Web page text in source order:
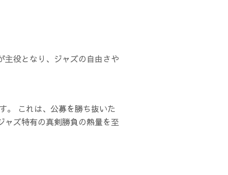
主役となり、ジャズの自由さや
。 これは、公募を勝ち抜いた
ャズ特有の真剣勝負の熱量を至